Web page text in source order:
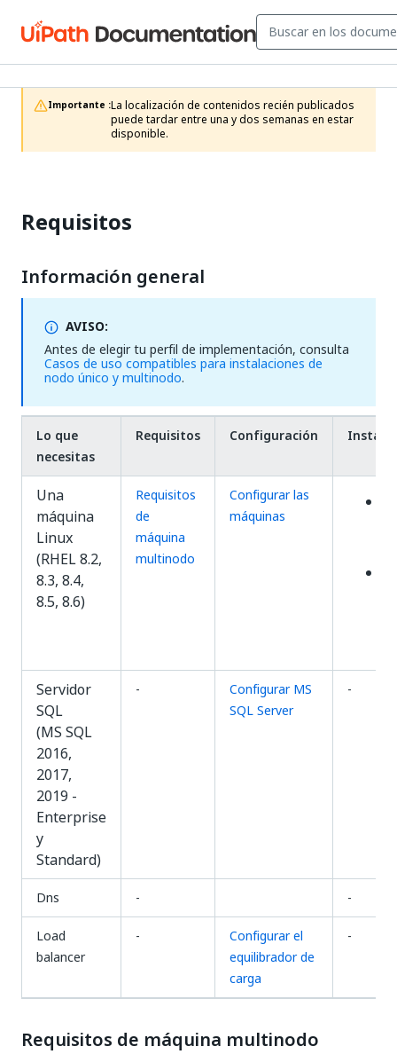
Importante :La localización de contenidos recién publicados
puede tardar entre una y dos semanas en estar
disponible.
Requisitos
Información general
AVISO:
Antes de elegir tu perfil de implementación, consulta
Casos de uso compatibles para instalaciones de
nodo único y multinodo.
Lo que
necesitas
Requisitos Configuración
Una
máquina
Linux
(RHEL 8.2,
8.3, 8.4,
8.5, 8.6)
Requisitos
de
máquina
multinodo
Configurar las
máquinas
Servidor
SQL
(MS SQL
2016,
2017,
2019 -
Enterprise
y
Standard)
-
Configurar MS
SQL Server
-
Dns - -
Load
balancer
-
Configurar el
equilibrador de
carga
-
Requisitos de máquina multinodo